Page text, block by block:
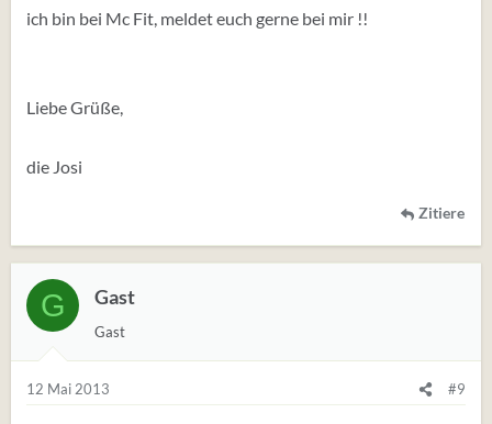
ich bin bei Mc Fit, meldet euch gerne bei mir !!
Liebe Grüße,
die Josi
Zitiere
G Gast
Gast
12 Mai 2013 #9